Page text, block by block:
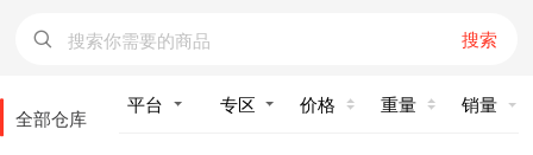
搜索
全部仓库
价格 重量 销量